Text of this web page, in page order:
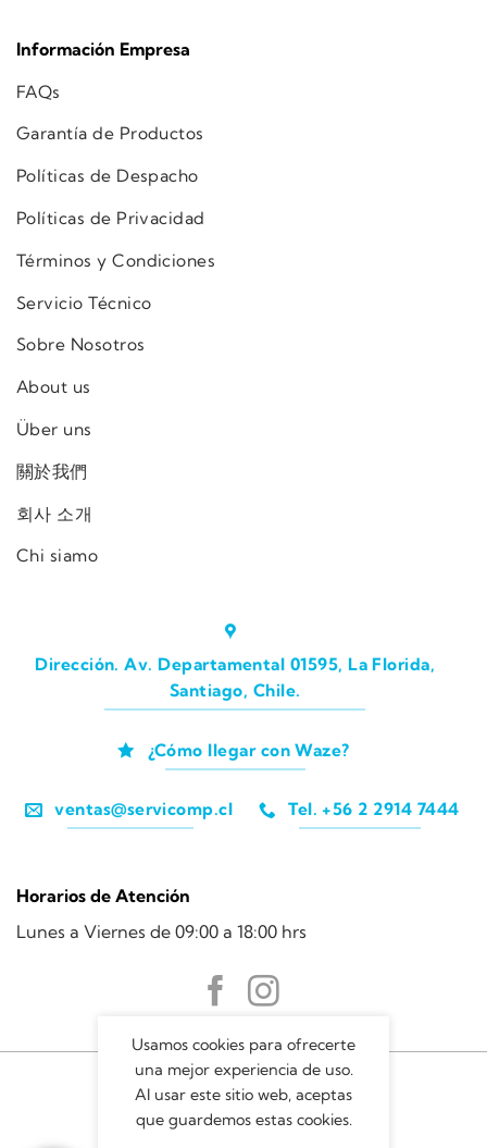
Información Empresa
FAQs
Garantía de Productos
Políticas de Despacho
Políticas de Privacidad
Términos y Condiciones
Servicio Técnico
Sobre Nosotros
About us
Über uns
關於我們
회사 소개
Chi siamo
Dirección. Av. Departamental 01595, La Florida,
Santiago, Chile.
¿Cómo llegar con Waze?
ventas@servicomp.cl Tel. +56 2 2914 7444
Horarios de Atención
Lunes a Viernes de 09:00 a 18:00 hrs
Usamos cookies para ofrecerte
una mejor experiencia de uso.
Al usar este sitio web, aceptas
que guardemos estas cookies.